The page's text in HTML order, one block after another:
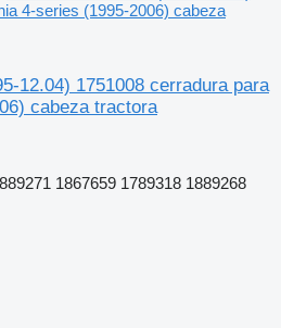
4-series (1995-2006) cabeza
12.04) 1751008 cerradura para
cabeza tractora
1867659 1789318 1889268